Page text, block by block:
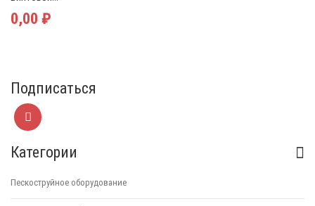
0,00 ₽
Подписаться
Категории
Пескоструйное оборудование